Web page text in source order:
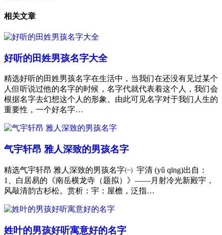
相关文章
好听的田姓男孩名字大全
精选好听的田姓男孩名字在生活中，当我们在还没有见过某个
人但听说过他的名字的时候，名字代就代表着这个人，我们会
根据名字去幻想这个人的形象。由此可见名字对于我们人生的
重要性，一个好名字…
气宇轩昂 雅人深致的男孩名字
精选气宇轩昂 雅人深致的男孩名字㈠ 宇清 (yǔ qīng)出自：
1、白居易的《南岳横龙寺（题拟）》——月射冷光新殿宇，
风敲清韵古杉松。赏析：宇：屋檐，泛指…
姓叶的男孩好听寓意好的名字